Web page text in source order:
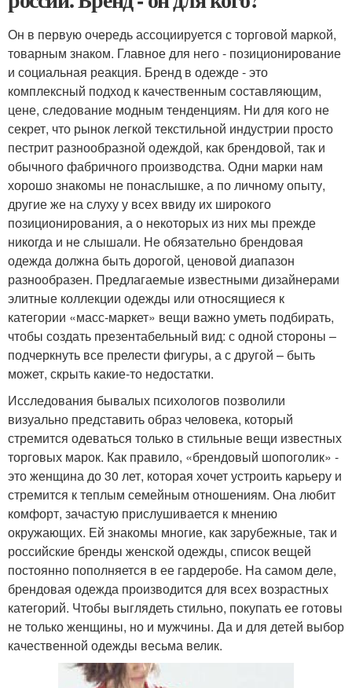
Он в первую очередь ассоциируется с торговой маркой,
товарным знаком. Главное для него - позиционирование
и социальная реакция. Бренд в одежде - это
комплексный подход к качественным составляющим,
цене, следование модным тенденциям. Ни для кого не
секрет, что рынок легкой текстильной индустрии просто
пестрит разнообразной одеждой, как брендовой, так и
обычного фабричного производства. Одни марки нам
хорошо знакомы не понаслышке, а по личному опыту,
другие же на слуху у всех ввиду их широкого
позиционирования, а о некоторых из них мы прежде
никогда и не слышали. Не обязательно брендовая
одежда должна быть дорогой, ценовой диапазон
разнообразен. Предлагаемые известными дизайнерами
элитные коллекции одежды или относящиеся к
категории «масс-маркет» вещи важно уметь подбирать,
чтобы создать презентабельный вид: с одной стороны –
подчеркнуть все прелести фигуры, а с другой – быть
может, скрыть какие-то недостатки.
Исследования бывалых психологов позволили
визуально представить образ человека, который
стремится одеваться только в стильные вещи известных
торговых марок. Как правило, «брендовый шопоголик» -
это женщина до 30 лет, которая хочет устроить карьеру и
стремится к теплым семейным отношениям. Она любит
комфорт, зачастую прислушивается к мнению
окружающих. Ей знакомы многие, как зарубежные, так и
российские бренды женской одежды, список вещей
постоянно пополняется в ее гардеробе. На самом деле,
брендовая одежда производится для всех возрастных
категорий. Чтобы выглядеть стильно, покупать ее готовы
не только женщины, но и мужчины. Да и для детей выбор
качественной одежды весьма велик.